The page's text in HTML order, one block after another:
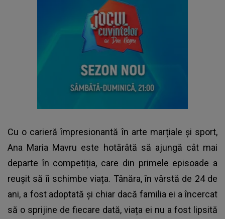
Cu o carieră împresionantă în arte marțiale și sport,
Ana Maria Mavru este hotărâtă să ajungă cât mai
departe în competiția, care din primele episoade a
reușit să îi schimbe viața. Tânăra, în vârstă de 24 de
ani, a fost adoptată și chiar dacă familia ei a încercat
să o sprijine de fiecare dată, viața ei nu a fost lipsită